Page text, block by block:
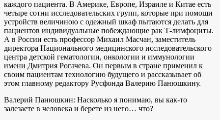
каждого пациента. В Америке, Европе, Израиле и Китае есть
четыре сотни исследовательских групп, которые при помощи
устройств величиною с одежный шкаф пытаются делать для
пациентов индивидуальные побеждающие рак Т‑лимфоциты.
А в России есть профессор Михаил Масчан, заместитель
директора Национального медицинского исследовательского
центра детской гематологии, онкологии и иммунологии
имени Дмитрия Рогачева. Он первым в стране применил к
своим пациентам технологию будущего и рассказывает об
этом главному редактору Русфонда Валерию Панюшкину.
Валерий Панюшкин: Насколько я понимаю, вы как-то
залезаете в человека и берете из него… что?